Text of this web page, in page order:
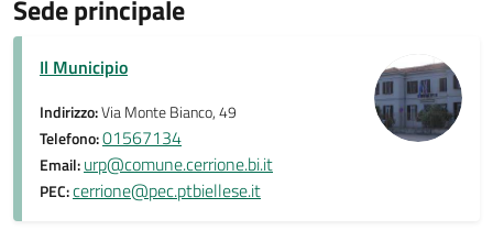
Sede principale
Il Municipio
Indirizzo:Via Monte Bianco, 49
Telefono:01567134
Email:urp@comune.cerrione.bi.it
PEC:cerrione@pec.ptbiellese.it